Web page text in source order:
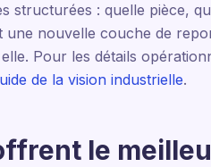
structurées : quelle pièce,
une nouvelle couche de
Pour les détails
de la vision industrielle.
le